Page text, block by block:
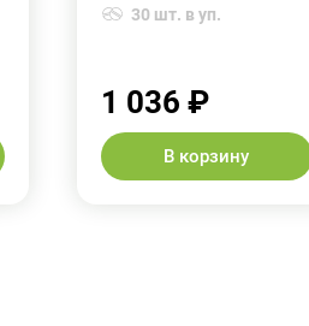
30 шт. в уп.
1 036 ₽
В корзину